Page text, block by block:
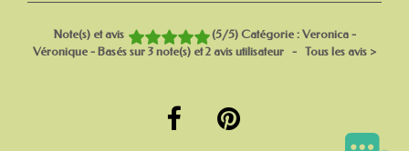
Note(s) et avis (5/5) Catégorie : Veronica -
Véronique - Basés sur 3 note(s) et2 avis utilisateur - Tous les avis >